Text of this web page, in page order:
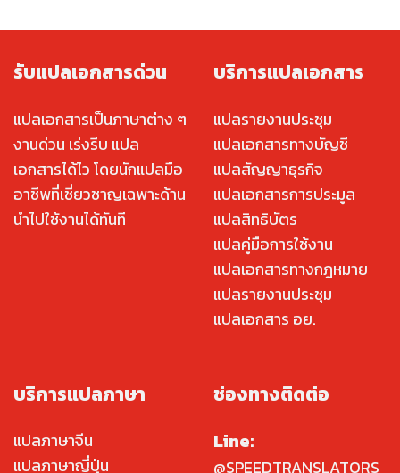
รับแปลเอกสารด่วน
แปลเอกสารเป็นภาษาต่าง ๆ
งานด่วน เร่งรีบ แปล
เอกสารได้ไว โดยนักแปลมือ
อาชีพที่เชี่ยวชาญเฉพาะด้าน
นำไปใช้งานได้ทันที
บริการแปลเอกสาร
แปลรายงานประชุม
แปลเอกสารทางบัญชี
แปลสัญญาธุรกิจ
แปลเอกสารการประมูล
แปลสิทธิบัตร
แปลคู่มือการใช้งาน
แปลเอกสารทางกฎหมาย
แปลรายงานประชุม
แปลเอกสาร อย.
บริการแปลภาษา
แปลภาษาจีน
แปลภาษาญี่ปุ่น
ช่องทางติดต่อ
Line:
@SPEEDTRANSLATORS